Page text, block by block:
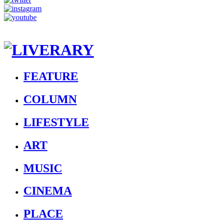
FEATURE
COLUMN
LIFESTYLE
ART
MUSIC
CINEMA
PLACE